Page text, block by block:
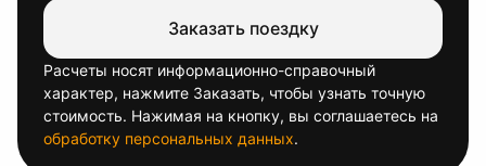
Заказать поездку
Расчеты носят информационно-справочный
характер, нажмите Заказать, чтобы узнать точную
стоимость. Нажимая на кнопку, вы соглашаетесь на
обработку персональных данных.